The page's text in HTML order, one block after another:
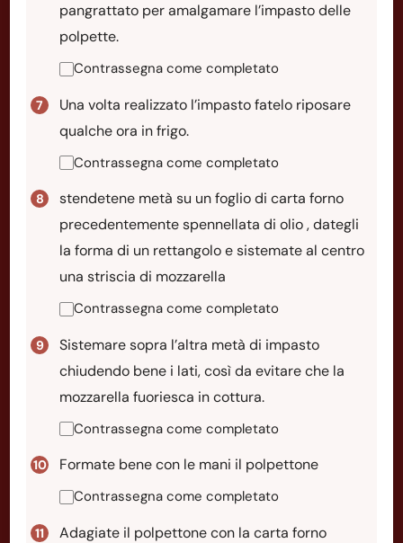
pangrattato per amalgamare l’impasto delle
polpette.
Contrassegna come completato
Una volta realizzato l’impasto fatelo riposare
qualche ora in frigo.
Contrassegna come completato
stendetene metà su un foglio di carta forno
precedentemente spennellata di olio , dategli
la forma di un rettangolo e sistemate al centro
una striscia di mozzarella
Contrassegna come completato
Sistemare sopra l’altra metà di impasto
chiudendo bene i lati, così da evitare che la
mozzarella fuoriesca in cottura.
Contrassegna come completato
Formate bene con le mani il polpettone
Contrassegna come completato
Adagiate il polpettone con la carta forno